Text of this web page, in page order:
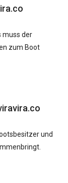
muss der
zum Boot
und